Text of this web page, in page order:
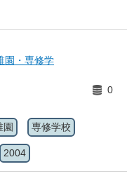
園・専修学
0
園 専修学校
2004